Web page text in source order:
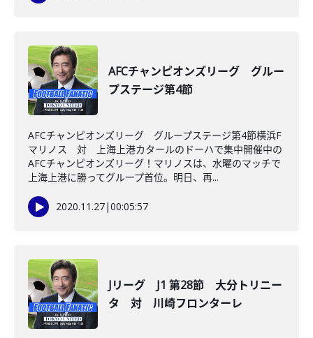
AFCチャンピオンズリーグ グルー
プステージ第4節
AFCチャンピオンズリーグ グループステージ第4節横浜F
マリノス 対 上海上港カタールのドーハで集中開催中の
AFCチャンピオンズリーグ！マリノスは、水曜のマッチで
上海上港に勝ってグループ首位。明日、再...
2020.11.27|00:05:57
Jリーグ J1 第28節 大分トリニー
タ 対 川崎フロンターレ